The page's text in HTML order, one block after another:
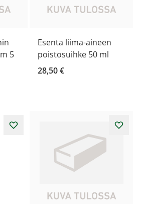
5
Esenta liima-aineen
poistosuihke 50 ml
28,50 €